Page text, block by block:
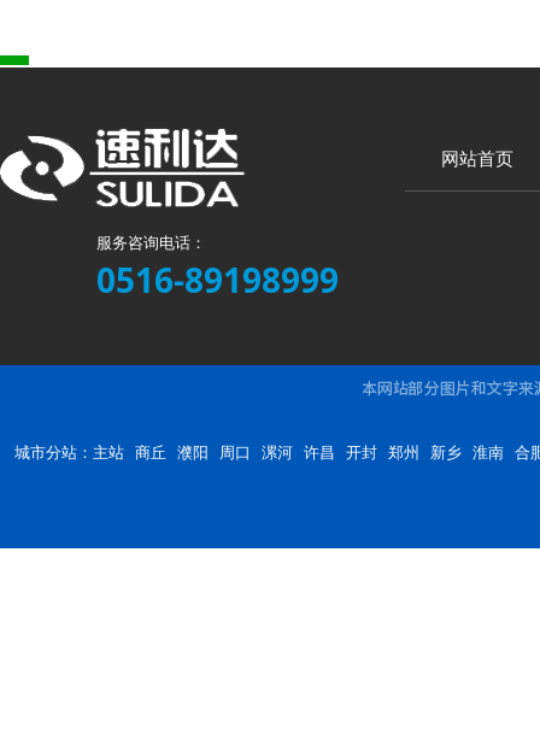
服务咨询电话：
0516-89198999
网站首页
城市分站： 主站 商丘 濮阳 周口 漯河 许昌 开封 郑州 新乡 淮南 合